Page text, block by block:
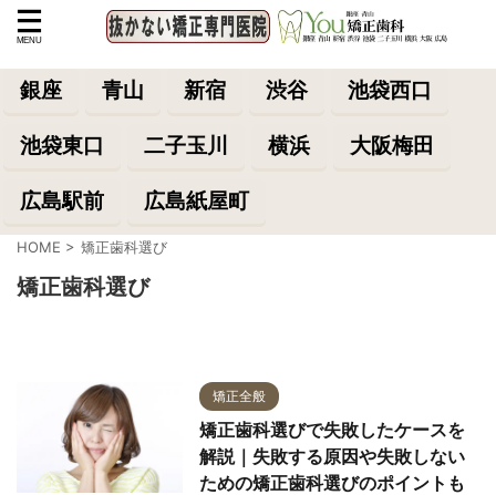
銀座 青山 新宿 渋谷 池袋西口
池袋東口 二子玉川 横浜 大阪梅田
広島駅前 広島紙屋町
HOME > 矯正歯科選び
矯正歯科選び
矯正全般
矯正歯科選びで失敗したケースを
解説｜失敗する原因や失敗しない
ための矯正歯科選びのポイントも